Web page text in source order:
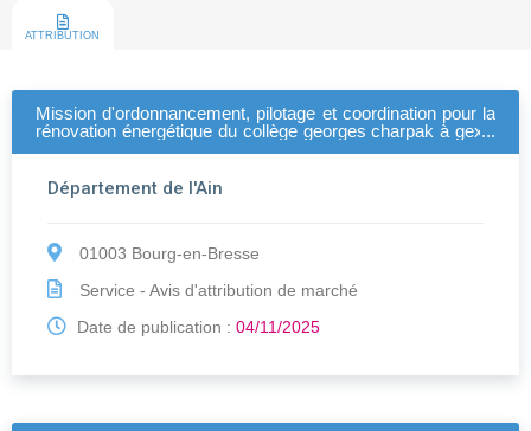
ATTRIBUTION
Mission d'ordonnancement, pilotage et coordination pour la
rénovation énergétique du collège georges charpak à gex -
Département de l'Ain
01003 Bourg-en-Bresse
Service - Avis d'attribution de marché
Date de publication : 04/11/2025